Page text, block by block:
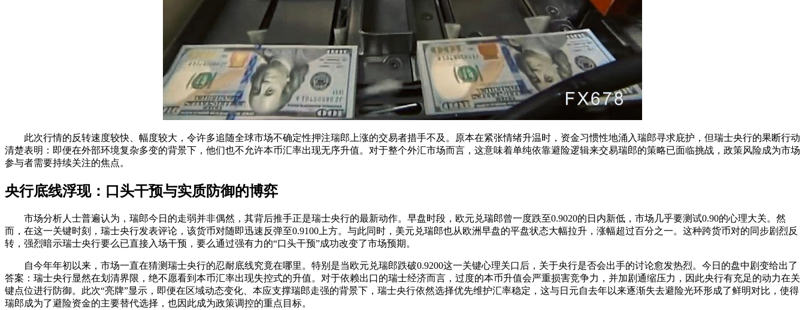
此次行情的反转速度较快、幅度较大，令许多追随全球市场不确定性押注瑞郎上涨的交易者措手不及。原本在紧张情绪升温时，资金习惯性地涌入瑞郎寻求庇护，但瑞士央行的果断行动
清楚表明：即便在外部环境复杂多变的背景下，他们也不允许本币汇率出现无序升值。对于整个外汇市场而言，这意味着单纯依靠避险逻辑来交易瑞郎的策略已面临挑战，政策风险成为市场
参与者需要持续关注的焦点。
央行底线浮现：口头干预与实质防御的博弈
市场分析人士普遍认为，瑞郎今日的走弱并非偶然，其背后推手正是瑞士央行的最新动作。早盘时段，欧元兑瑞郎曾一度跌至0.9020的日内新低，市场几乎要测试0.90的心理大关。然
而，在这一关键时刻，瑞士央行发表评论，该货币对随即迅速反弹至0.9100上方。与此同时，美元兑瑞郎也从欧洲早盘的平盘状态大幅拉升，涨幅超过百分之一。这种跨货币对的同步剧烈反
转，强烈暗示瑞士央行要么已直接入场干预，要么通过强有力的“口头干预”成功改变了市场预期。
自今年年初以来，市场一直在猜测瑞士央行的忍耐底线究竟在哪里。特别是当欧元兑瑞郎跌破0.9200这一关键心理关口后，关于央行是否会出手的讨论愈发热烈。今日的盘中剧变给出了
答案：瑞士央行显然在划清界限，绝不愿看到本币汇率出现失控式的升值。对于依赖出口的瑞士经济而言，过度的本币升值会严重损害竞争力，并加剧通缩压力，因此央行有充足的动力在关
键点位进行防御。此次“亮牌”显示，即便在区域动态变化、本应支撑瑞郎走强的背景下，瑞士央行依然选择优先维护汇率稳定，这与日元自去年以来逐渐失去避险光环形成了鲜明对比，使得
瑞郎成为了避险资金的主要替代选择，也因此成为政策调控的重点目标。